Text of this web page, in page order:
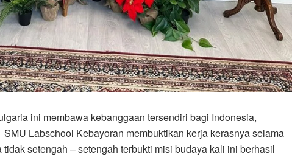
ini membawa kebanggaan tersendiri bagi Indonesia,
SMU Labschool Kebayoran membuktikan kerja kerasnya selama
setengah – setengah terbukti misi budaya kali ini berhasil